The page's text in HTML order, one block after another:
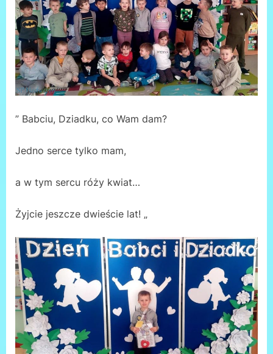
” Babciu, Dziadku, co Wam dam?
Jedno serce tylko mam,
a w tym sercu róży kwiat…
Żyjcie jeszcze dwieście lat! „